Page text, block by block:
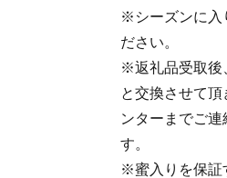
※シーズンに入
ださい。
※返礼品受取後
と交換させて
ンターまでご
す。
※蜜入りを保証